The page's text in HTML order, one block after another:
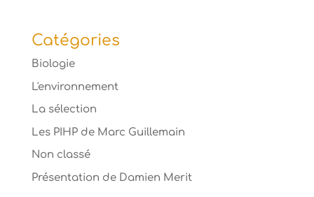
Catégories
Biologie
L'environnement
La sélection
Les PIHP de Marc Guillemain
Non classé
Présentation de Damien Merit